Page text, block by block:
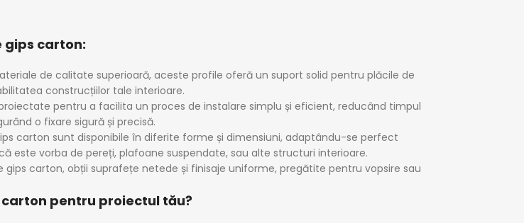
gips carton:
de calitate superioară, aceste profile oferă un suport solid pentru plăcile de
construcțiilor tale interioare.
pentru a facilita un proces de instalare simplu și eficient, reducând timpul
o fixare sigură și precisă.
carton sunt disponibile în diferite forme și dimensiuni, adaptându-se perfect
este vorba de pereți, plafoane suspendate, sau alte structuri interioare.
gips carton, obții suprafețe netede și finisaje uniforme, pregătite pentru vopsire sau
pentru proiectul tău?